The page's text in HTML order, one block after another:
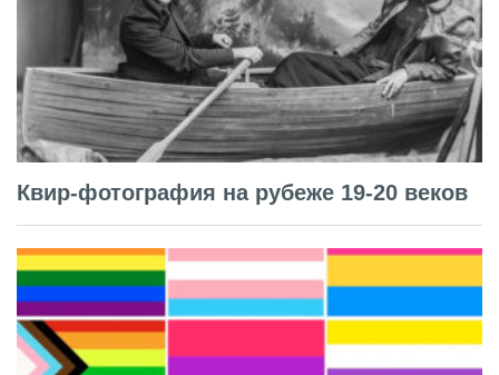
Квир-фотография на рубеже 19-20 веков